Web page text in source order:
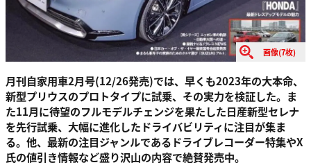
画像(7枚)
月刊自家用車2月号(12/26発売)では、早くも2023年の大本命、
新型プリウスのプロトタイプに試乗、その実力を検証した。ま
た11月に待望のフルモデルチェンジを果たした日産新型セレナ
を先行試乗、大幅に進化したドライバビリティに注目が集ま
る。他、最新の注目ジャンルであるドライブレコーダー特集やX
氏の値引き情報など盛り沢山の内容で絶賛発売中。